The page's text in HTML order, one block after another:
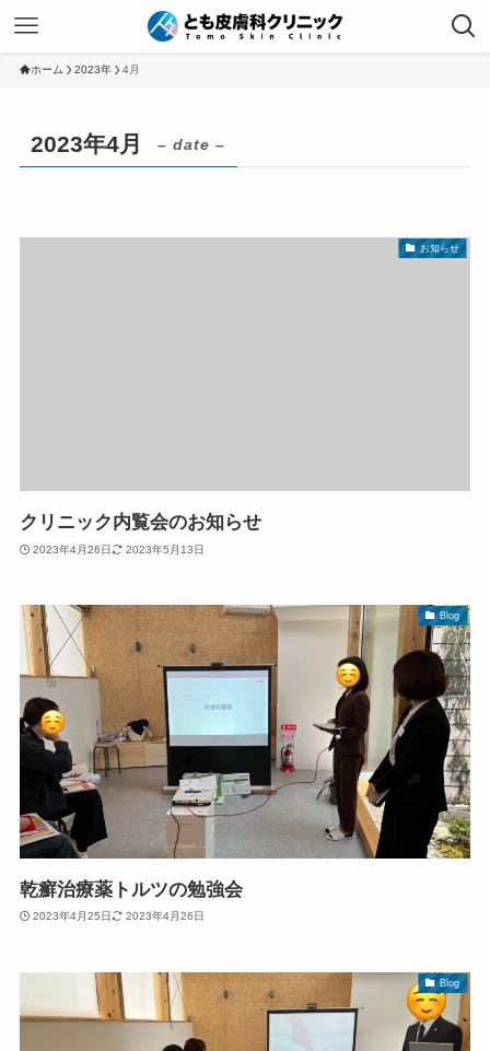
ホーム 2023年 4月
2023年4月 – date –
お知らせ
クリニック内覧会のお知らせ
2023年4月26日 2023年5月13日
Blog
乾癬治療薬トルツの勉強会
2023年4月25日 2023年4月26日
Blog